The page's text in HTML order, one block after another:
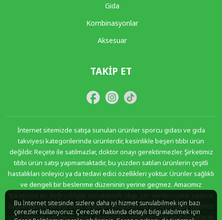
Bu İnternet sitesinde sizlere daha iyi hizmet sunulabilmek için bazı
çerezler kullanıyoruz. Çerezler hakkında detaylı bilgi alabilmek için
Gida
Kombinasyonlar
Aksesuar
TAKIP ET
İnternet sitemizde satışa sunulan ürünler sporcu gıdası ve gıda
takviyesi kategorilerinde ürünlerdir, kesinlikle beşeri tıbbi ürün
değildir. Reçete ile satılmazlar, doktor onayı gerektirmezler. Şirketimiz
tıbbı ürün satışı yapmamaktadır, bu yüzden satılan ürünlerin çeşitli
hastalıkları önleyici ya da tedavi edici özellikleri yoktur. Ürünler sağlıklı
ve dengeli bir beslenme düzeninin yerine geçmez. Amacımız
tüketiciye en doğru bilgiyi sunabilmek olup, yer verilen içerik sadece
bilgilendirme amaçlı olup, ürünlerin kullanımına yönelik hiçbir taahhüt
veya tavsiye yerine geçmez. Sitemizde satılan ürünler ile ilişkili olarak